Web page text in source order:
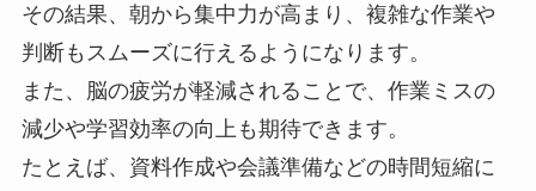
その結果、朝から集中力が高まり、複雑な作業や
判断もスムーズに行えるようになります。
また、脳の疲労が軽減されることで、作業ミスの
減少や学習効率の向上も期待できます。
たとえば、資料作成や会議準備などの時間短縮に